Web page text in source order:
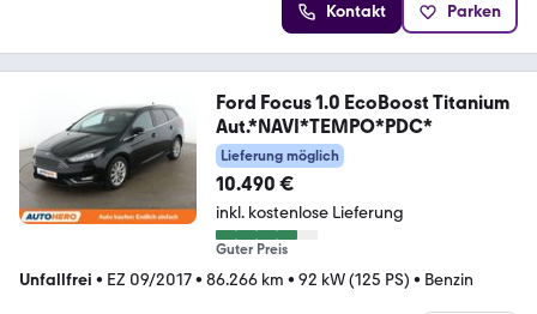
Kontakt Parken
Ford Focus 1.0 EcoBoost Titanium
Aut.*NAVI*TEMPO*PDC*
Lieferung möglich
10.490 €
inkl. kostenlose Lieferung
Guter Preis
Unfallfrei • EZ 09/2017• 86.266 km • 92 kW (125 PS) • Benzin